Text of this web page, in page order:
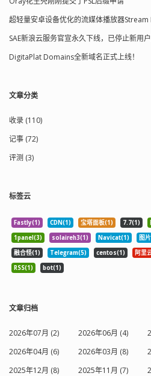
超轻量安卓设备优化的流媒体播放器Stream
SAE新浪云服务官宣永久下线，已停止新用
DigitaPlat Domains全新域名正式上线！
文章分类
收录 (110)
记事 (72)
评测 (3)
标签云
Fastly(1) CDN(1) 宝塔面板(1) 7.7(1)
1panel(3)
solaireh3(1) Navicat(1) 图
融合怪(1)
Telegram(5) centos(1) 阿里
RSS(1)
bot(1)
文章归档
2026年07月 (2) 2026年06月 (4)
2026年04月 (6)
2026年03月 (8)
2025年12月 (8)
2025年11月 (7)